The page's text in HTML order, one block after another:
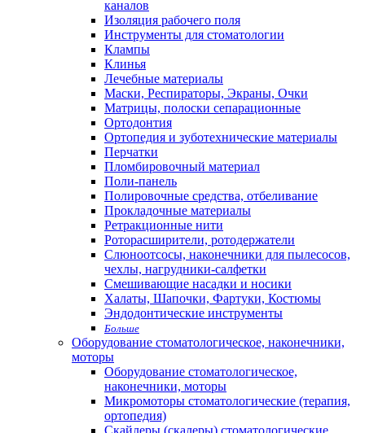
каналов
Изоляция рабочего поля
Инструменты для стоматологии
Клампы
Клинья
Лечебные материалы
Маски, Респираторы, Экраны, Очки
Матрицы, полоски сепарационные
Ортодонтия
Ортопедия и зуботехнические материалы
Перчатки
Пломбировочный материал
Поли-панель
Полировочные средства, отбеливание
Прокладочные материалы
Ретракционные нити
Роторасширители, ротодержатели
Слюноотсосы, наконечники для пылесосов,
чехлы, нагрудники-салфетки
Смешивающие насадки и носики
Халаты, Шапочки, Фартуки, Костюмы
Эндодонтические инструменты
Больше
Оборудование стоматологическое, наконечники,
моторы
Оборудование стоматологическое,
наконечники, моторы
Микромоторы стоматологические (терапия,
ортопедия)
Скайлеры (скалеры) стоматологические